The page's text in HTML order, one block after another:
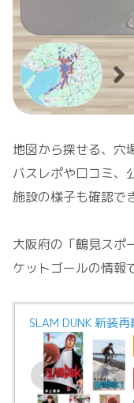
地図から探せる、穴
バスレポや口コミ、
施設の様子も確認で
大阪府の「鶴見スポ
ケットゴールの情報
SLAM DUNK 新装